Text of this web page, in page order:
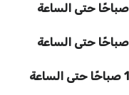
الفترة الثانية: من الساعة 9:00 صباحًا حتى الساعة
الفترة الثالثة: من الساعة 9:30 صباحًا حتى الساعة
الفترة الرابعة: من الساعة 10:00 صباحًا حتى الساعة